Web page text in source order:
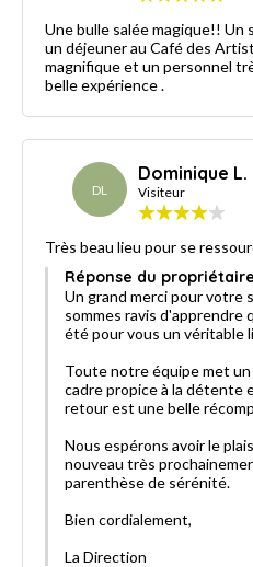
Une bulle salée magique!! Un
un déjeuner au Café des
magnifique et un personnel
belle expérience .
DL
Dominique L.
Visiteur
Très beau lieu pour se
Réponse du
Un grand merci pour votre
sommes ravis d'apprendre
été pour vous un véritable
Toute notre équipe met
cadre propice à la détente
retour est une belle
Nous espérons avoir le
nouveau très
parenthèse de sérénité.
Bien cordialement,
La Direction